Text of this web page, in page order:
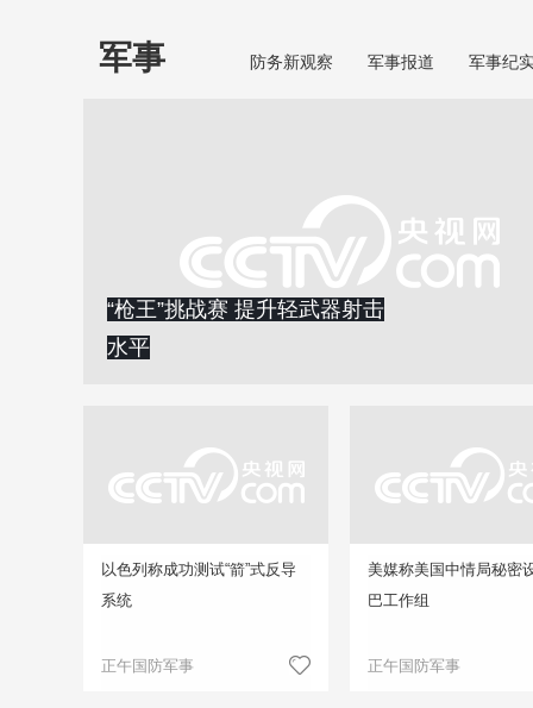
军事 防务新观察 军事报道 军事纪
“枪王”挑战赛 提升轻武器射击
水平
以色列称成功测试“箭”式反导
系统
正午国防军事
美媒称美国中情局秘密
巴工作组
正午国防军事